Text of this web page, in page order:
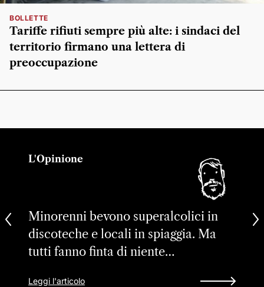
BOLLETTE
Tariffe rifiuti sempre più alte: i sindaci del
territorio firmano una lettera di
preoccupazione
L'Opinione
Minorenni bevono superalcolici in
discoteche e locali in spiaggia. Ma
tutti fanno finta di niente…
Leggi l'articolo